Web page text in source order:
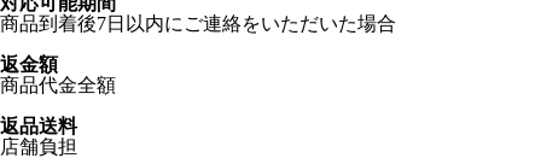
商品到着後7日以内にご連絡をいただいた場合
返金額
商品代金全額
返品送料
店舗負担